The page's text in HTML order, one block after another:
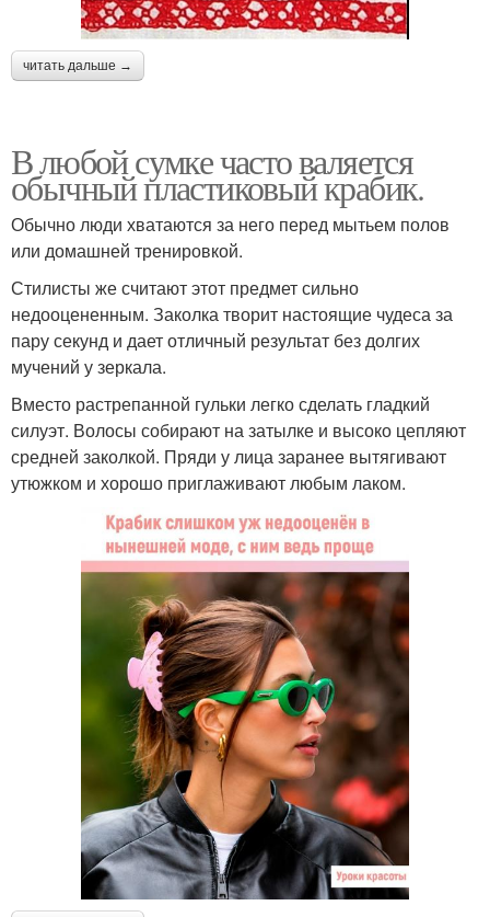
читать дальше →
В любой сумке часто валяется
обычный пластиковый крабик.
Обычно люди хватаются за него перед мытьем полов
или домашней тренировкой.
Стилисты же считают этот предмет сильно
недооцененным. Заколка творит настоящие чудеса за
пару секунд и дает отличный результат без долгих
мучений у зеркала.
Вместо растрепанной гульки легко сделать гладкий
силуэт. Волосы собирают на затылке и высоко цепляют
средней заколкой. Пряди у лица заранее вытягивают
утюжком и хорошо приглаживают любым лаком.